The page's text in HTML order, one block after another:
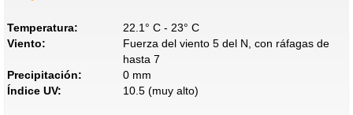
Temperatura:
22.1° C - 23° C
Viento:
Fuerza del viento 5 del N, con ráfagas de
hasta 7
Precipitación:
0 mm
Índice UV:
10.5 (muy alto)